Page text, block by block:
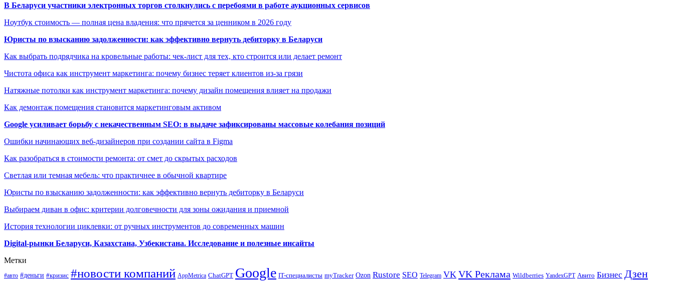
В Беларуси участники электронных торгов столкнулись с перебоями в работе аукционных сервисов
Ноутбук стоимость — полная цена владения: что прячется за ценником в 2026 году
Юристы по взысканию задолженности: как эффективно вернуть дебиторку в Беларуси
Как выбрать подрядчика на кровельные работы: чек-лист для тех, кто строится или делает ремонт
Чистота офиса как инструмент маркетинга: почему бизнес теряет клиентов из-за грязи
Натяжные потолки как инструмент маркетинга: почему дизайн помещения влияет на продажи
Как демонтаж помещения становится маркетинговым активом
Google усиливает борьбу с некачественным SEO: в выдаче зафиксированы массовые колебания позиций
Ошибки начинающих веб-дизайнеров при создании сайта в Figma
Как разобраться в стоимости ремонта: от смет до скрытых расходов
Светлая или темная мебель: что практичнее в обычной квартире
Юристы по взысканию задолженности: как эффективно вернуть дебиторку в Беларуси
Выбираем диван в офис: критерии долговечности для зоны ожидания и приемной
История технологии циклевки: от ручных инструментов до современных машин
Digital-рынки Беларуси, Казахстана, Узбекистана. Исследование и полезные инсайты
Метки
#авто #деньги #кризис #новости компаний AppMetrica ChatGPT Google IT-специалисты myTracker Ozon Rustore SEO Telegram VK VK Реклама Wildberries YandexGPT Авито Бизнес Дзен